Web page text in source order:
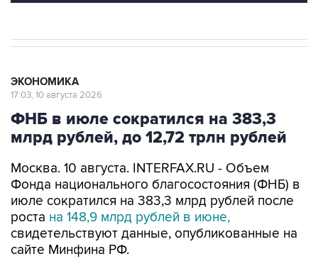
ЭКОНОМИКА
17:03, 10 августа 2026
ФНБ в июле сократился на 383,3
млрд рублей, до 12,72 трлн рублей
Москва. 10 августа. INTERFAX.RU - Объем
Фонда национального благосостояния (ФНБ) в
июле сократился на 383,3 млрд рублей после
роста на 148,9 млрд рублей в июне,
свидетельствуют данные, опубликованные на
сайте Минфина РФ.